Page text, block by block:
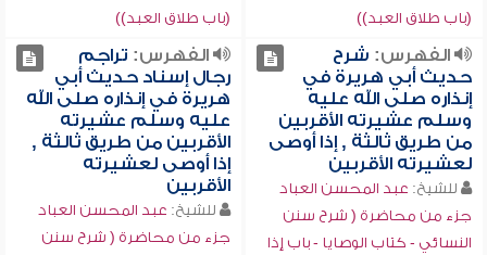
(باب طلاق العبد))
(باب طلاق العبد))
الفهرس: شرح
حديث أبي هريرة في
إنذاره صلى الله عليه
وسلم عشيرته الأقربين
من طريق ثالثة , إذا أوصى
لعشيرته الأقربين
للشيخ: عبد المحسن العباد
جزء من محاضرة ( شرح سنن
النسائي - كتاب الوصايا - باب إذا
الفهرس: تراجم
رجال إسناد حديث أبي
هريرة في إنذاره صلى الله
عليه وسلم عشيرته
الأقربين من طريق ثالثة ,
إذا أوصى لعشيرته
الأقربين
للشيخ: عبد المحسن العباد
جزء من محاضرة ( شرح سنن